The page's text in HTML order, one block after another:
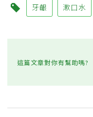
牙齦 漱口水
這篇文章對你有幫助嗎?